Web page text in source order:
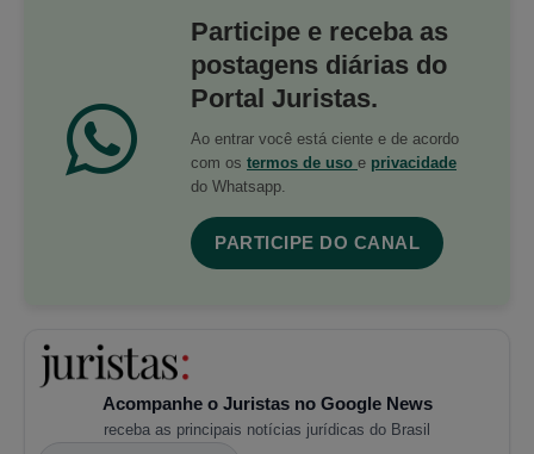
Participe e receba as
postagens diárias do
Portal Juristas.
Ao entrar você está ciente e de acordo
com os termos de uso e privacidade
do Whatsapp.
PARTICIPE DO CANAL
Acompanhe o Juristas no Google News
receba as principais notícias jurídicas do Brasil